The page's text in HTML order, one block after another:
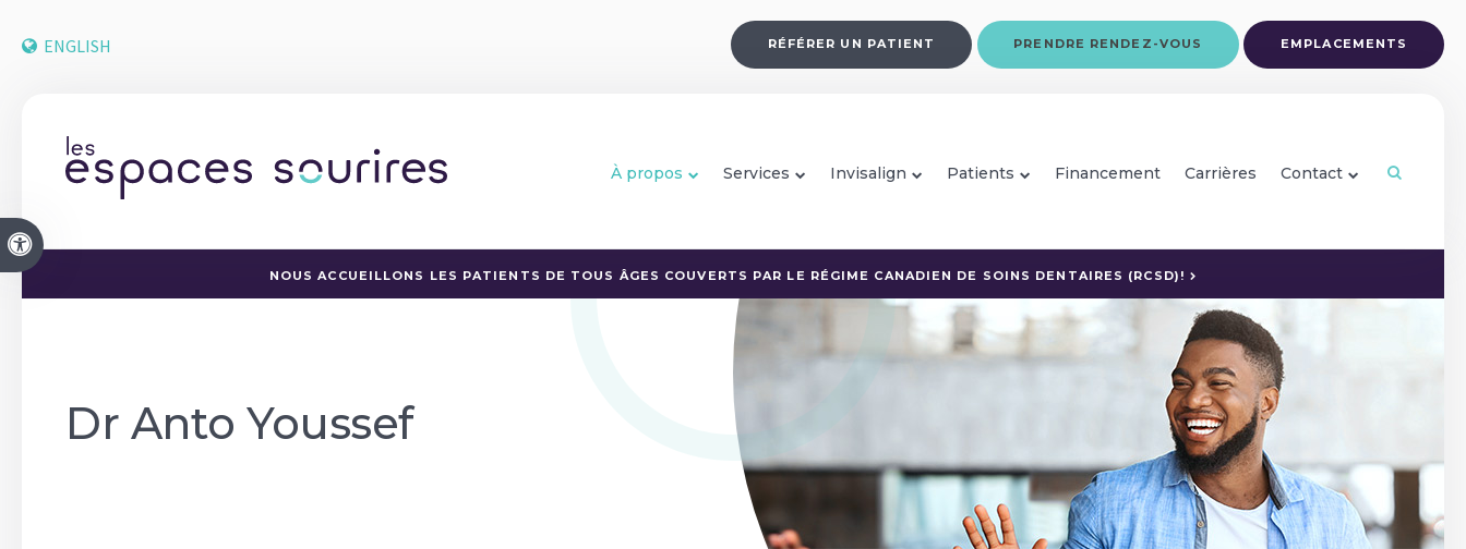
Version accessible
ENGLISH RÉFÉRER UN PATIENT PRENDRE RENDEZ-VOUS EMPLACEMENTS
À propos Services Invisalign Patients Financement Carrières Contact
NOUS ACCUEILLONS LES PATIENTS DE TOUS ÂGES COUVERTS PAR LE RÉGIME CANADIEN DE SOINS DENTAIRES (RCSD)!
Dr Anto Youssef